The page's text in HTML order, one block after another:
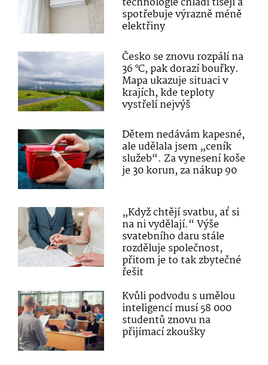
spotřebuje výrazně méně
elektřiny
Česko se znovu rozpálí na
36 °C, pak dorazí bouřky.
Mapa ukazuje situaci v
krajích, kde teploty
vystřelí nejvýš
Dětem nedávám kapesné,
ale udělala jsem „ceník
služeb“. Za vynesení koše
je 30 korun, za nákup 90
„Když chtějí svatbu, ať si
na ni vydělají.“ Výše
svatebního daru stále
rozděluje společnost,
přitom je to tak zbytečné
řešit
Kvůli podvodu s umělou
inteligencí musí 58 000
studentů znovu na
přijímací zkoušky